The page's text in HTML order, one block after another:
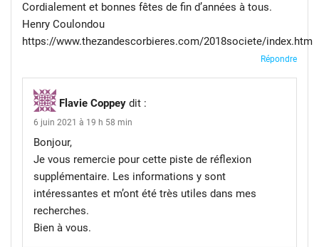
Cordialement et bonnes fêtes de fin d’années à tous.
Henry Coulondou
https://www.thezandescorbieres.com/2018societe/index.htm
Répondre
Flavie Coppey dit :
6 juin 2021 à 19 h 58 min
Bonjour,
Je vous remercie pour cette piste de réflexion
supplémentaire. Les informations y sont
intéressantes et m’ont été très utiles dans mes
recherches.
Bien à vous.